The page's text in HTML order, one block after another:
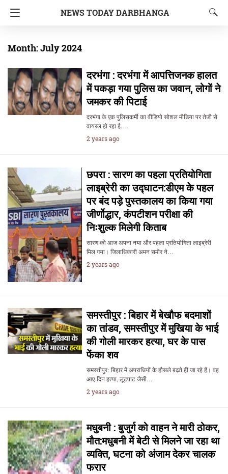
NEWS TODAY DARBHANGA
Month:July 2024
दरभंगा : दरभंगा में आपत्तिजनक हालत
में पकड़ा गया पुलिस का जवान, लोगों ने
जमकर की पिटाई
दरभंगा के एक पुलिसकर्मी का वीडियो सोशल मीडिया पर तेजी से
वायरल हो रहा है.…
2 years ago
छपरा : सारण का पहला प्रतियोगिता
लाइब्रेरी का उद्घाटन:डीएम के पहल
पर बंद पड़े पुस्तकालय का किया गया
जीर्णोद्धार, कंपटीशन परीक्षा की
निःशुल्क मिलेगी किताब
सारण को आज अपना नया और पहला प्रतियोगिता लाइब्रेरी
मिल गया। जिलाधिकारी अमन समीर ने…
2 years ago
समस्तीपुर : बिहार में बेखौफ बदमाशों
का तांडव, समस्तीपुर में मुखिया के भाई
की गोली मारकर हत्या, घर के पास
फेंका शव
समस्तीपुर: बिहार में अपराधियों के हौसले बढ़ते ही जा रहे हैं। वह
आए-दिन हत्या, लूटपाट जैसी…
2 years ago
मधुबनी : बुजुर्ग को वाहन ने मारी ठोकर,
मौत:मधुबनी में बेटी से मिलने जा रहा था
व्यक्ति, घटना को अंजाम देकर चालक
फरार